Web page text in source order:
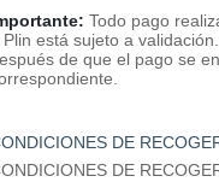
Todo pago
Plin está sujeto a
de que el pago se
DE
DE